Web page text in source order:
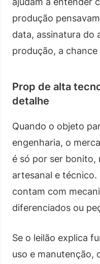
produção
data, assinatura do
produção, a
Prop de alta
detalhe
Quando o objeto
engenharia, o
é só por ser
artesanal e técnico.
contam com
diferenciados ou
Se o leilão explica
uso e manutenção,